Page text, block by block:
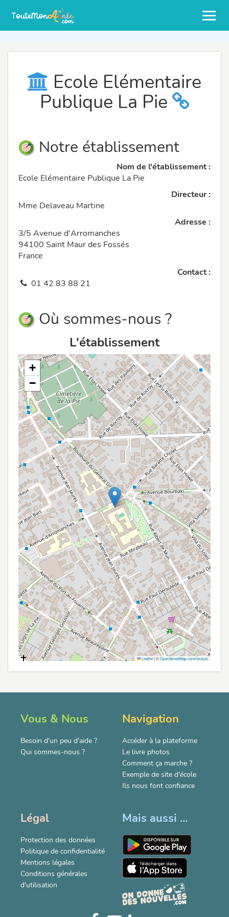
Ecole Elémentaire
Publique La Pie
Notre établissement
Nom de l'établissement :
Ecole Elémentaire Publique La Pie
Directeur :
Mme Delaveau Martine
Adresse :
3/5 Avenue d'Arromanches
94100 Saint Maur des Fossés
France
Contact :
01 42 83 88 21
Où sommes-nous ?
L'établissement
+
−
Leaflet|©OpenStreetMap contributors
Vous & Nous
Besoin d'un peu d'aide ?
Qui sommes-nous ?
Navigation
Accéder à la plateforme
Le livre photos
Comment ça marche ?
Exemple de site d'école
Ils nous font confiance
Légal
Protection des données
Politique de confidentialité
Mentions légales
Conditions générales
d'utilisation
Mais aussi ...